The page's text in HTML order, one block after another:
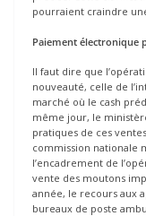
pourraient craindre
Paiement électronique
Il faut dire que
nouveauté, celle de
marché où le cash
même jour, le
pratiques de ces
commission nationale
l’encadrement de
vente des moutons
année, le recours aux
bureaux de poste